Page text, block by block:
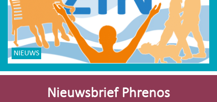
NIEUWS
Site-
Nieuwsbrief Phrenos